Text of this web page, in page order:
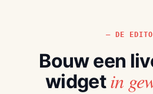
DE
Bouw een
widgetin